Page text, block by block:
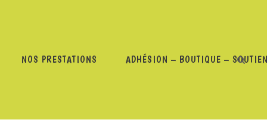
NOS PRESTATIONS ADHÉSION – BOUTIQUE –